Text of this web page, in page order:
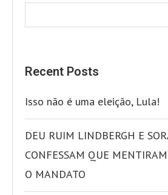
Recent Posts
Isso não é uma eleição, Lula!
DEU RUIM LINDBERGH E
CONFESSAM QUE
O MANDATO